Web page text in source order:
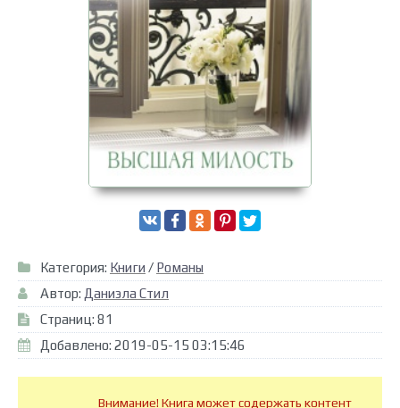
Категория: Книги / Романы
Автор: Даниэла Стил
Страниц: 81
Добавлено: 2019-05-15 03:15:46
Внимание! Книга может содержать контент